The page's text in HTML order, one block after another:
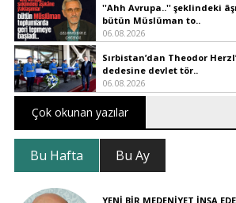
''Ahh Avrupa..'' şeklindeki
bütün Müslüman to..
06.08.2026
Sırbistan’dan Theodor
dedesine devlet tör..
06.08.2026
Çok okunan yazılar
Bu Hafta Bu Ay
YENİ BİR MEDENİYET İNŞA